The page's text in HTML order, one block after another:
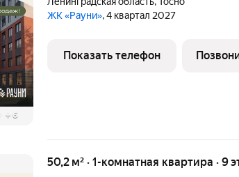
+ 6
ЖК «Рауни», 4 квартал 2027
Показать телефон
50,2 м² · 1-комнатная квартира · 9